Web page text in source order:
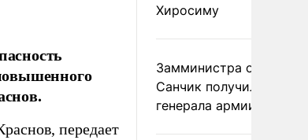
передает
Хиросиму
Замминистра обороны
Санчик получил звание
генерала армии